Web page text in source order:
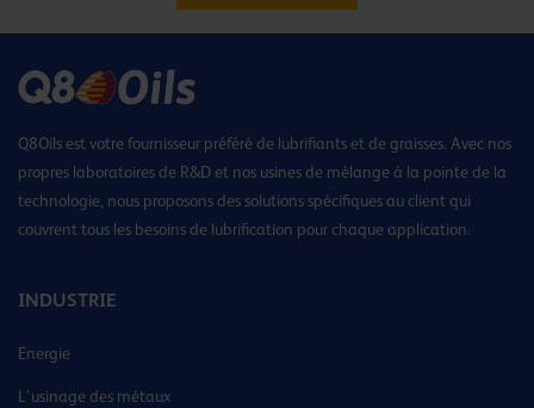
Q8Oils est votre fournisseur préféré de lubrifiants et de graisses. Avec nos
propres laboratoires de R&D et nos usines de mélange à la pointe de la
technologie, nous proposons des solutions spécifiques au client qui
couvrent tous les besoins de lubrification pour chaque application.
INDUSTRIE
Energie
L’usinage des métaux